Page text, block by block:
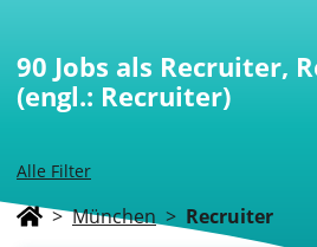
Alle Filter
90 Jobs als Recruiter,
(engl.: Recruiter)
> München > Recruiter